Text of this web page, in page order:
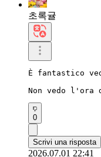
초록귤
È fantastico
Non vedo
0
Scrivi una risposta
2026.07.01 22:41